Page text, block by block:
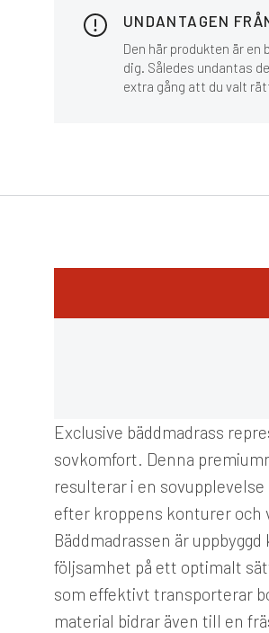
UNDANTAGEN
Den här produkten är
dig. Således undantas
extra gång att du valt
Exclusive bäddmadrass
sovkomfort. Denna
resulterar i en
efter kroppens konturer och
Bäddmadrassen är
följsamhet på ett optimalt
som effektivt transporterar
material bidrar även till en